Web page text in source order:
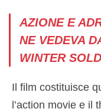
AZIONE E
NE VEDEVA
WINTER
Il film costituisce
l’action movie e il